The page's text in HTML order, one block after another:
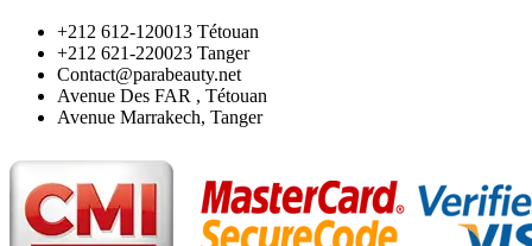
‪+212 612-120013 Tétouan
‪+212 621-220023 Tanger
Contact@parabeauty.net
Avenue Des FAR , Tétouan
Avenue Marrakech, Tanger